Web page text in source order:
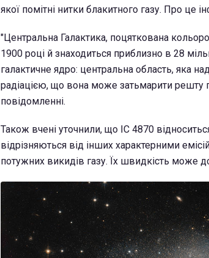
якої помітні нитки блакитного газу. Про це
"Центральна Галактика, поцяткована
1900 році й знаходиться приблизно в 28
галактичне ядро: центральна область, яка
радіацією, що вона може затьмарити решту
повідомленні.
Також вчені уточнили, що IC 4870
відрізняються від інших характерними
потужних викидів газу. Їх швидкість може